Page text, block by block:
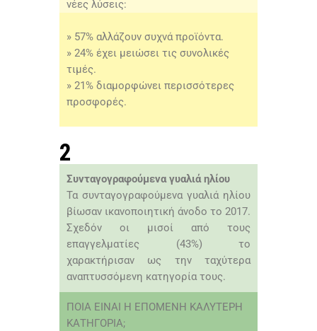
νέες λύσεις:
» 57% αλλάζουν συχνά προϊόντα.
» 24% έχει μειώσει τις συνολικές
τιμές.
» 21% διαμορφώνει περισσότερες
προσφορές.
2
Συνταγογραφούμενα γυαλιά ηλίου
Τα συνταγογραφούμενα γυαλιά ηλίου
βίωσαν ικανοποιητική άνοδο το 2017.
Σχεδόν οι μισοί από τους
επαγγελματίες (43%) το
χαρακτήρισαν ως την ταχύτερα
αναπτυσσόμενη κατηγορία τους.
ΠΟΙΑ ΕΙΝΑΙ Η ΕΠΟΜΕΝΗ ΚΑΛΥΤΕΡΗ
ΚΑΤΗΓΟΡΙΑ;